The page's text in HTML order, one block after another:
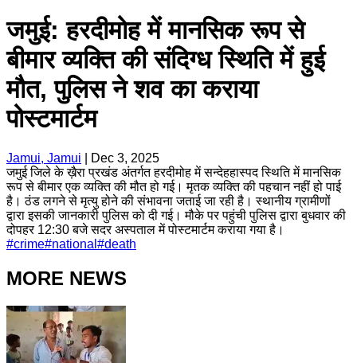
जमुई: हरदीमोह में मानसिक रूप से
बीमार व्यक्ति की संदिग्ध स्थिति में हुई
मौत, पुलिस ने शव का कराया
पोस्टमार्टम
Jamui, Jamui
Dec 3, 2025
जमुई जिले के ख़ैरा प्रखंड अंतर्गत हरदीमोह में सन्देहहास्पद स्थिति में मानसिक
रूप से बीमार एक व्यक्ति की मौत हो गई। मृतक व्यक्ति की पहचान नहीं हो पाई
है। ठंड लगने से मृत्यु होने की संभावना जताई जा रही है। स्थानीय ग्रामीणों
द्वारा इसकी जानकारी पुलिस को दी गई। मौके पर पहुंची पुलिस द्वारा बुधवार की
दोपहर 12:30 बजे सदर अस्पताल में पोस्टमार्टम कराया गया है।
#crime#national #death
MORE NEWS